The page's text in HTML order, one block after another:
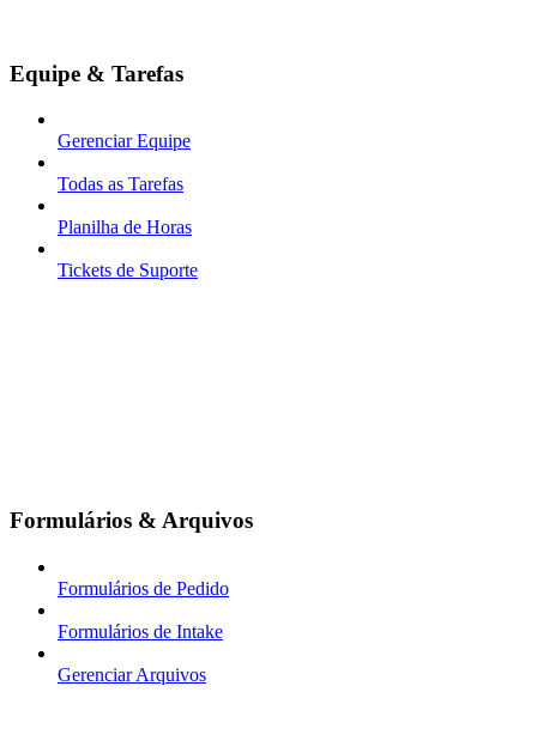
Equipe & Tarefas
Gerenciar Equipe
Todas as Tarefas
Planilha de Horas
Tickets de Suporte
Formulários & Arquivos
Formulários de Pedido
Formulários de Intake
Gerenciar Arquivos